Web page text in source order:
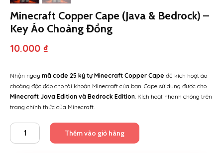
Minecraft Copper Cape (Java & Bedrock) –
Key Áo Choàng Đồng
10.000 ₫
Nhận ngay mã code 25 ký tự Minecraft Copper Cape để kích hoạt áo
choàng độc đáo cho tài khoản Minecraft của bạn. Cape sử dụng được cho
Minecraft Java Edition và Bedrock Edition . Kích hoạt nhanh chóng trên
trang chính thức của Minecraft.
Minecraft
Copper
Thêm vào giỏ hàng